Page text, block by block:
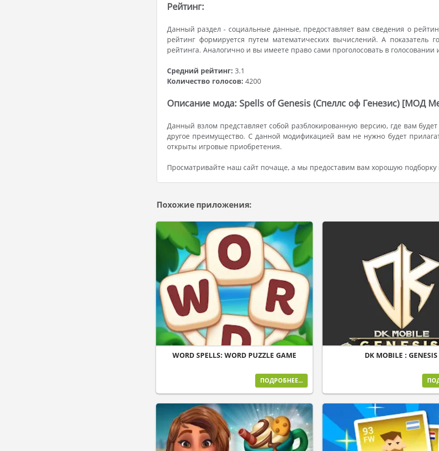
Рейтинг:
Данный раздел - социальные данные, предоставляет вам сведения о
рейтинг формируется путем математических вычислений. А показатель
рейтинга. Аналогично и вы имеете право сами проголосовать в
Средний рейтинг: 3.1
Количество голосов: 4200
Описание мода: Spells of Genesis (Спеллс оф Генезис) [МОД
Данный взлом представляет собой разблокированную версию, где вам
другое преимущество. С данной модификацией вам не нужно будет
открыты игровые приобретения.
Просматривайте наш сайт почаще, а мы предоставим вам хорошую
Похожие приложения:
WORD SPELLS: WORD PUZZLE GAME
ПОДРОБНЕЕ...
DK MOBILE : GENESIS